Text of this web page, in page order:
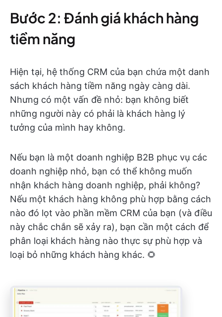
Bước 2: Đánh giá khách hàng
tiềm năng
Hiện tại, hệ thống CRM của bạn chứa một danh
sách khách hàng tiềm năng ngày càng dài.
Nhưng có một vấn đề nhỏ: bạn không biết
những người này có phải là khách hàng lý
tưởng của mình hay không.
Nếu bạn là một doanh nghiệp B2B phục vụ các
doanh nghiệp nhỏ, bạn có thể không muốn
nhận khách hàng doanh nghiệp, phải không?
Nếu một khách hàng không phù hợp bằng cách
nào đó lọt vào phần mềm CRM của bạn (và điều
này chắc chắn sẽ xảy ra), bạn cần một cách để
phân loại khách hàng nào thực sự phù hợp và
loại bỏ những khách hàng khác. 🌻